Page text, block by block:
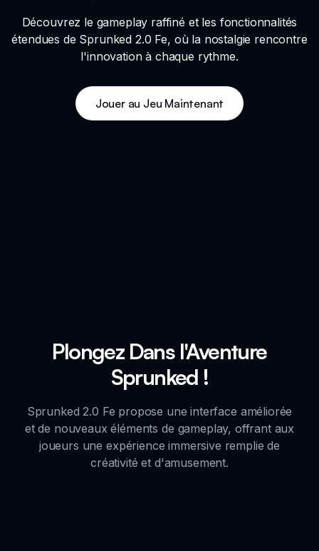
Découvrez le gameplay raffiné et les fonctionnalités
étendues de Sprunked 2.0 Fe, où la nostalgie rencontre
l'innovation à chaque rythme.
Jouer au Jeu Maintenant
Plongez Dans l'Aventure
Sprunked !
Sprunked 2.0 Fe propose une interface améliorée
et de nouveaux éléments de gameplay, offrant aux
joueurs une expérience immersive remplie de
créativité et d'amusement.